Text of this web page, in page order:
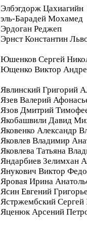
Элбэгдорж Цахиагийн
эль-Барадей Мохамед
Эрдоган Реджеп
Эрнст Константин
Юшенков Сергей
Ющенко Виктор
Явлинский Григорий
Язев Валерий
Язов Дмитрий
Якобашвили Давид
Яковенко Александр
Яковлев Владимир
Яковлева Татьяна
Яндарбиев Зелимхан
Янукович Виктор
Яровая Ирина
Ясин Евгений
Ястржембский
Яценюк Арсений